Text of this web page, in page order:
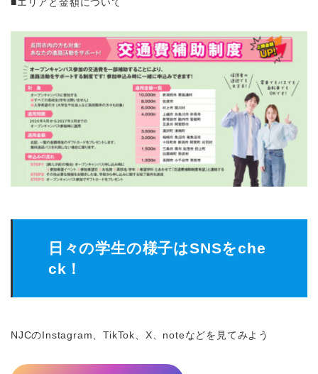
■エリアと金額について
日々の学生の様子はSNSをche
ck！
NJCのInstagram、TikTok、X、noteなどを見てみよう